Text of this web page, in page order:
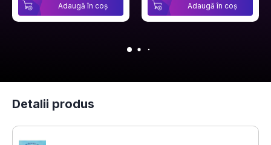
Adaugă în coș Adaugă în coș
Detalii produs